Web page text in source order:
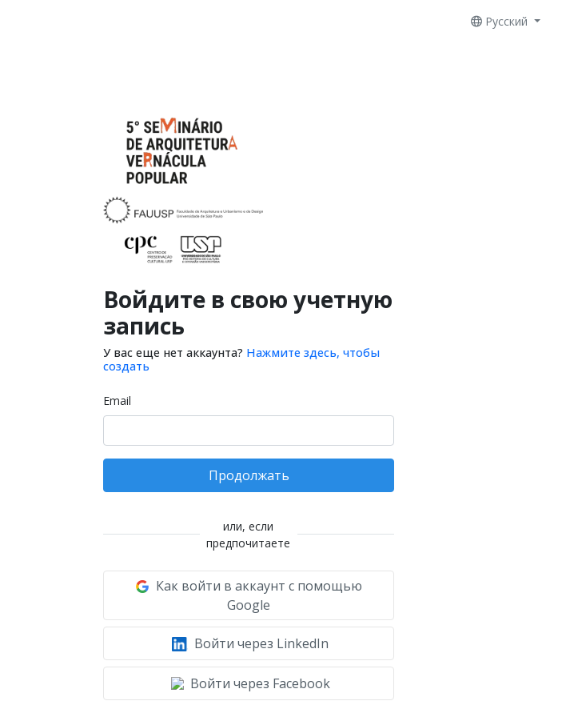
Русский
Войдите в свою учетную
запись
У вас еще нет аккаунта? Нажмите здесь, чтобы
создать
Email
Продолжать
или, если
предпочитаете
Как войти в аккаунт с помощью
Google
Войти через LinkedIn
Войти через Facebook